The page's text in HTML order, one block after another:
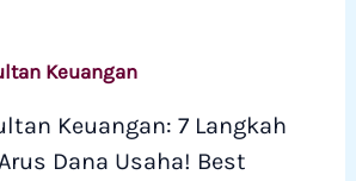
Keuangan: 7 Langkah
Dana Usaha! Best